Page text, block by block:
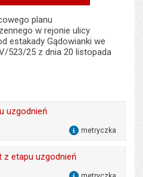
planu
w rejonie ulicy
estakady Gądowianki we
523/25 z dnia 20 listopada
uzgodnień
metryczka
Przemysław Matyja
z etapu uzgodnień